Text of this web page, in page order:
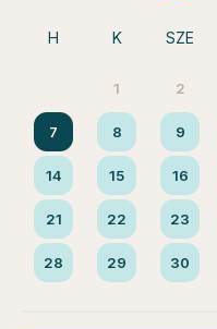
H K SZE
1 2
7 8 9
14 15 16
21 22 23
28 29 30